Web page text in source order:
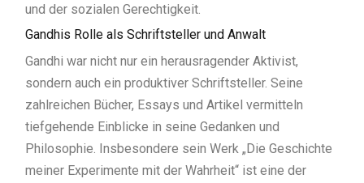
und der sozialen Gerechtigkeit.
Gandhis Rolle als Schriftsteller und Anwalt
Gandhi war nicht nur ein herausragender Aktivist,
sondern auch ein produktiver Schriftsteller. Seine
zahlreichen Bücher, Essays und Artikel vermitteln
tiefgehende Einblicke in seine Gedanken und
Philosophie. Insbesondere sein Werk „Die Geschichte
meiner Experimente mit der Wahrheit“ ist eine der